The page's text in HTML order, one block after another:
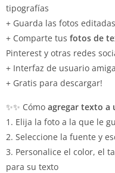
tipografías
+ Guarda las fotos
+ Comparte tus fotos de
Pinterest y otras redes
+ Interfaz de usuario
+ Gratis para descargar!
✨✨ Cómo agregar texto a
1. Elija la foto a la que le
2. Seleccione la fuente y
3. Personalice el color, el
para su texto